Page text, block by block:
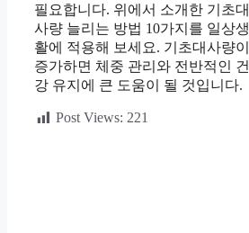
필요합니다. 위에서 소개한 기초대
사량 늘리는 방법 10가지를 일상생
활에 적용해 보세요. 기초대사량이
증가하면 체중 관리와 전반적인 건
강 유지에 큰 도움이 될 것입니다.
Post Views: 221